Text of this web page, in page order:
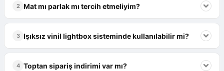
2 Mat mı parlak mı tercih etmeliyim?
Doğrudan güneşe bakan billboard ve dış tabela uygulamalarında
mat yüzey
güneş yansımasını önleyerek çok daha okunaklı
görsel sunar. Gölgeli veya yarı kapalı alanlarda iseparlak yüzey
renk canlılığını artırır. Kullanım ortamına göre seçim yapılması
3 Işıksız vinil lightbox sisteminde kullanılabilir mi?
4 Toptan sipariş indirimi var mı?